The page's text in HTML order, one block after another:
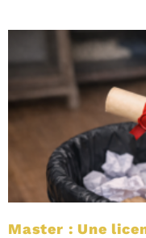
Master : Une